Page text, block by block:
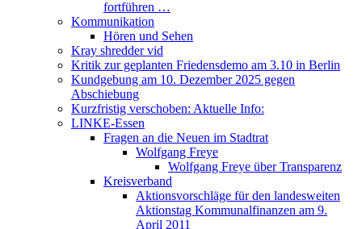
fortführen …
Kommunikation
Hören und Sehen
Kray shredder vid
Kritik zur geplanten Friedensdemo am 3.10 in Berlin
Kundgebung am 10. Dezember 2025 gegen
Abschiebung
Kurzfristig verschoben: Aktuelle Info:
LINKE-Essen
Fragen an die Neuen im Stadtrat
Wolfgang Freye
Wolfgang Freye über Transparenz
Kreisverband
Aktionsvorschläge für den landesweiten
Aktionstag Kommunalfinanzen am 9.
April 2011